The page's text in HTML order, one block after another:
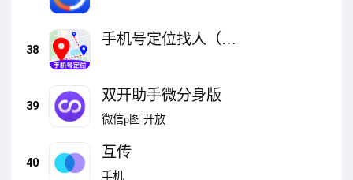
38
手机号定位找人（查
39
双开助手微分身版
微信p图 开放
40
互传
手机